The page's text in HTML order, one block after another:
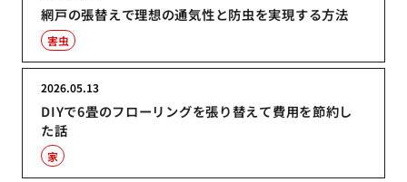
網戸の張替えで理想の通気性と防虫を実現する方法
害虫
DIYで6畳のフローリングを張り替えて費用を節約し
た話
2026.05.13
家